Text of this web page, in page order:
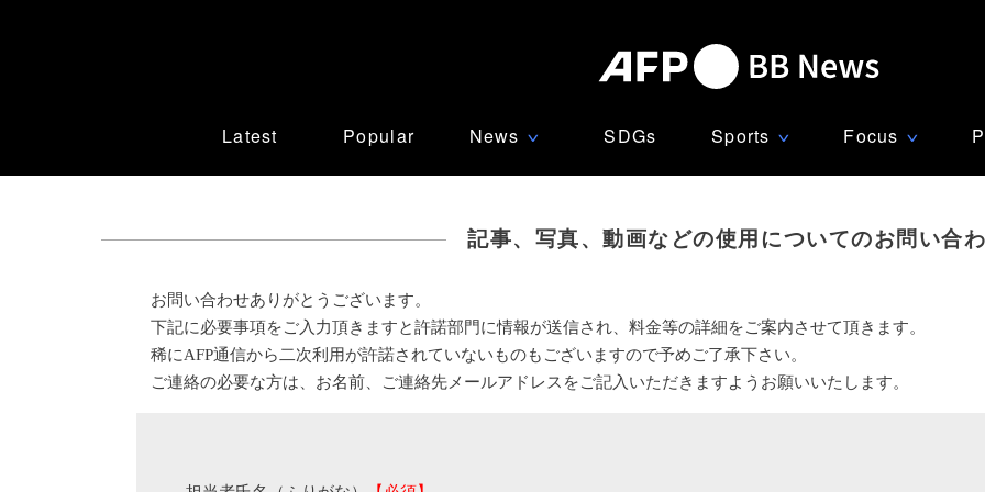
Latest Popular News ∨ SDGs Sports ∨ Focus ∨
記事、写真、動画などの使用についてのお問い合
お問い合わせありがとうございます。
下記に必要事項をご入力頂きますと許諾部門に情報が送信され、料金等の詳細をご案内させて頂きます。
稀にAFP通信から二次利用が許諾されていないものもございますので予めご了承下さい。
ご連絡の必要な方は、お名前、ご連絡先メールアドレスをご記入いただきますようお願いいたします。